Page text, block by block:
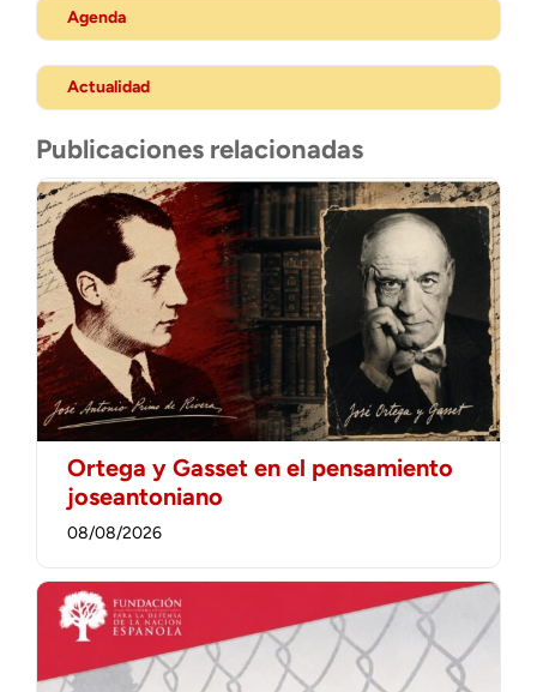
Agenda
Actualidad
Publicaciones relacionadas
Ortega y Gasset en el pensamiento
joseantoniano
08/08/2026